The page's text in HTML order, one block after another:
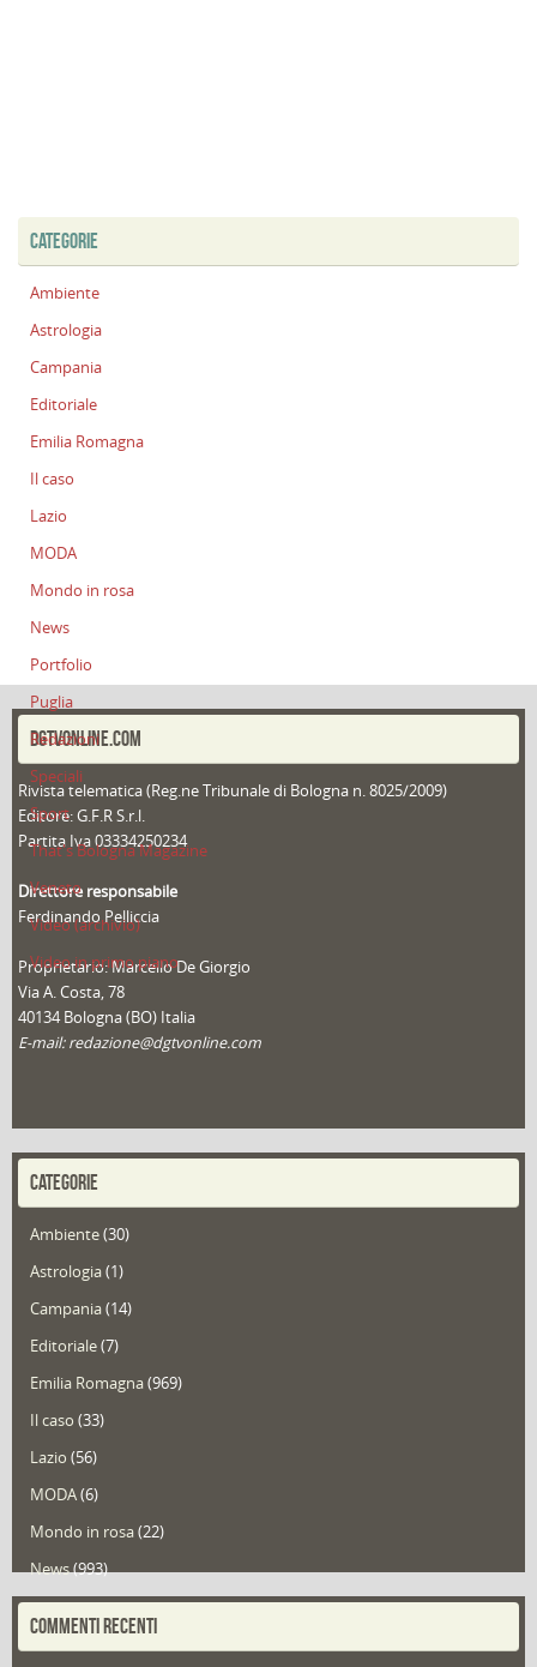
CATEGORIE
Ambiente
Astrologia
Campania
Editoriale
Emilia Romagna
Il caso
Lazio
MODA
Mondo in rosa
News
Portfolio
Puglia
Redazioni
Speciali
Sport
That's Bologna Magazine
Veneto
Video (archivio)
Video in primo piano
DGTVONLINE.COM
Rivista telematica (Reg.ne Tribunale di Bologna n. 8025/2009)
Editore: G.F.R S.r.l.
Partita Iva 03334250234
Direttore responsabile
Ferdinando Pelliccia
Proprietario: Marcello De Giorgio
Via A. Costa, 78
40134 Bologna (BO) Italia
E-mail: redazione@dgtvonline.com
CATEGORIE
Ambiente(30)
Astrologia(1)
Campania(14)
Editoriale(7)
Emilia Romagna(969)
Il caso (33)
Lazio (56)
MODA(6)
Mondo in rosa(22)
News(993)
Portfolio(1)
COMMENTI RECENTI